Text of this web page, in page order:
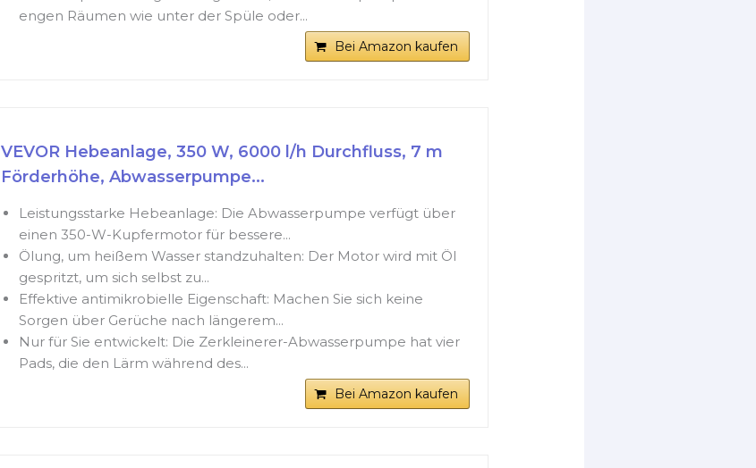
engen Räumen wie unter der Spüle oder...
Bei Amazon kaufen
VEVOR Hebeanlage, 350 W, 6000 l/h Durchfluss, 7 m
Förderhöhe, Abwasserpumpe...
Leistungsstarke Hebeanlage: Die Abwasserpumpe verfügt über
einen 350-W-Kupfermotor für bessere...
Ölung, um heißem Wasser standzuhalten: Der Motor wird mit Öl
gespritzt, um sich selbst zu...
Effektive antimikrobielle Eigenschaft: Machen Sie sich keine
Sorgen über Gerüche nach längerem...
Nur für Sie entwickelt: Die Zerkleinerer-Abwasserpumpe hat vier
Pads, die den Lärm während des...
Bei Amazon kaufen